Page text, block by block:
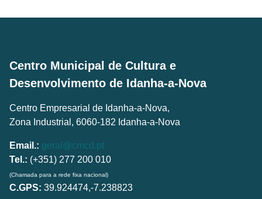
Centro Municipal de Cultura e
Desenvolvimento de Idanha-a-Nova
Centro Empresarial de Idanha-a-Nova,
Zona Industrial, 6060-182 Idanha-a-Nova
Email.: geral@cmcd.pt
Tel.: (+351) 277 200 010
(Chamada para a rede fixa nacional)
C.GPS: 39.924474,-7.238823